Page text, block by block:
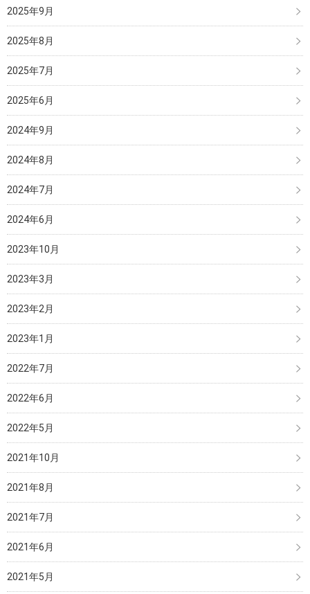
2025年9月
2025年8月
2025年7月
2025年6月
2024年9月
2024年8月
2024年7月
2024年6月
2023年10月
2023年3月
2023年2月
2023年1月
2022年7月
2022年6月
2022年5月
2021年10月
2021年8月
2021年7月
2021年6月
2021年5月